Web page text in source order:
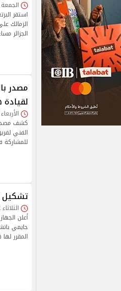
الجمعة 12/فبراير/2021 - 10:51 ص
استقر
الزمالك
الجزائر
مصدر
لقيادة
الأربعاء 10/فبراير/2021 - 01:21 م
كشف مصدر
الفني
للمشاركة
تشكيل
الثلاثاء 02/فبراير/2021 - 04:06 م
أعلن
جايمي
المقرر